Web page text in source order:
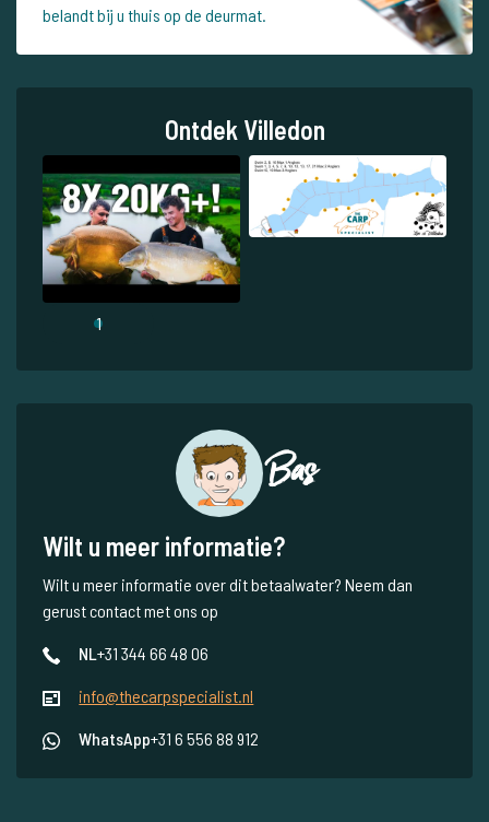
belandt bij u thuis op de deurmat.
Ontdek Villedon
1
Bas
Wilt u meer informatie?
Wilt u meer informatie over dit betaalwater? Neem dan
gerust contact met ons op
NL+31 344 66 48 06
info@thecarpspecialist.nl
WhatsApp+31 6 556 88 912